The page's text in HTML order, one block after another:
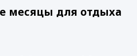
месяцы для отдыха